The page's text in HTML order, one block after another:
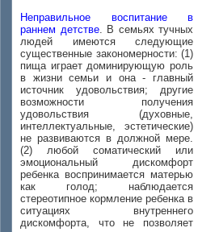
Неправильное воспитание в
раннем детстве. В семьях тучных
людей имеются следующие
существенные закономерности: (1)
пища играет доминирующую роль
в жизни семьи и она - главный
источник удовольствия; другие
возможности получения
удовольствия (духовные,
интеллектуальные, эстетические)
не развиваются в должной мере.
(2) любой соматический или
эмоциональный дискомфорт
ребенка воспринимается матерью
как голод; наблюдается
стереотипное кормление ребенка в
ситуациях внутреннего
дискомфорта, что не позволяет